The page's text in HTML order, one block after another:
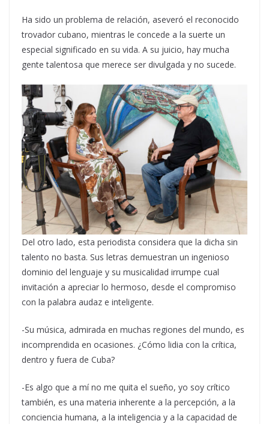
Ha sido un problema de relación, aseveró el reconocido
trovador cubano, mientras le concede a la suerte un
especial significado en su vida. A su juicio, hay mucha
gente talentosa que merece ser divulgada y no sucede.
Del otro lado, esta periodista considera que la dicha sin
talento no basta. Sus letras demuestran un ingenioso
dominio del lenguaje y su musicalidad irrumpe cual
invitación a apreciar lo hermoso, desde el compromiso
con la palabra audaz e inteligente.
-Su música, admirada en muchas regiones del mundo, es
incomprendida en ocasiones. ¿Cómo lidia con la crítica,
dentro y fuera de Cuba?
-Es algo que a mí no me quita el sueño, yo soy crítico
también, es una materia inherente a la percepción, a la
conciencia humana, a la inteligencia y a la capacidad de